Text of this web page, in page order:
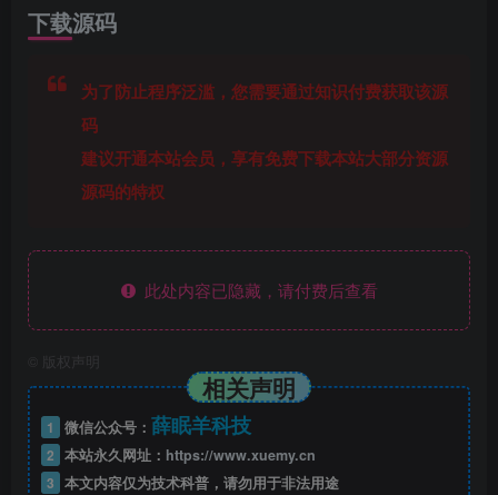
下载源码
为了防止程序泛滥，您需要通过知识付费获取该源
码
建议开通本站会员，享有免费下载本站大部分资源
源码的特权
此处内容已隐藏，请付费后查看
版权声明
相关声明
1 微信公众号： 薛眠羊科技
2 本站永久网址： https://www.xuemy.cn
3 本文内容仅为技术科普，请勿用于非法用途